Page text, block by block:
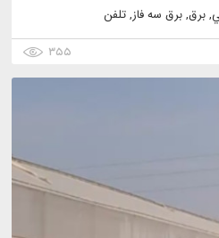
برق, برق سه فاز, تلفن
۳۵۵